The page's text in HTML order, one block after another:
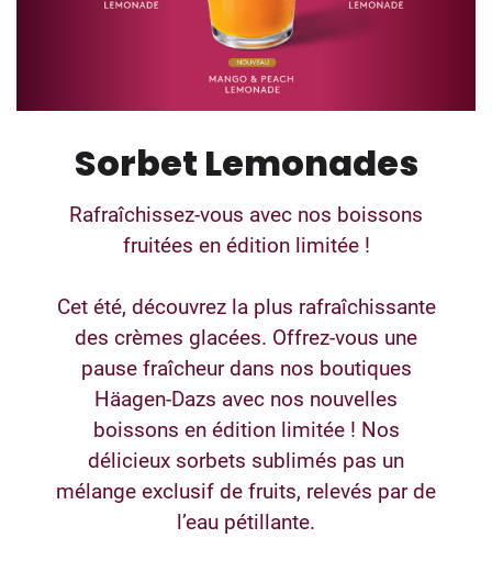
Sorbet Lemonades
Rafraîchissez-vous avec nos boissons
fruitées en édition limitée !
Cet été, découvrez la plus rafraîchissante
des crèmes glacées. Offrez-vous une
pause fraîcheur dans nos boutiques
Häagen-Dazs avec nos nouvelles
boissons en édition limitée ! Nos
délicieux sorbets sublimés pas un
mélange exclusif de fruits, relevés par de
l’eau pétillante.